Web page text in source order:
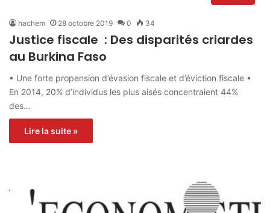
hachem 28 octobre 2019 0 34
Justice fiscale : Des disparités criardes
au Burkina Faso
• Une forte propension d’évasion fiscale et d’éviction fiscale •
En 2014, 20% d’individus les plus aisés concentraient 44%
des…
Lire la suite »